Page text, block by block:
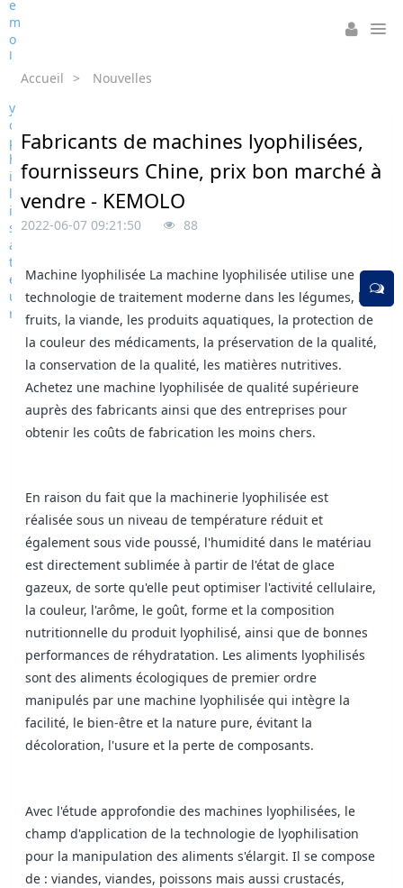
Accueil > Nouvelles
Fabricants de machines lyophilisées,
fournisseurs Chine, prix bon marché à
vendre - KEMOLO
2022-06-07 09:21:50 88
Machine lyophilisée La machine lyophilisée utilise une
technologie de traitement moderne dans les légumes, les
fruits, la viande, les produits aquatiques, la protection de
la couleur des médicaments, la préservation de la qualité,
la conservation de la qualité, les matières nutritives.
Achetez une machine lyophilisée de qualité supérieure
auprès des fabricants ainsi que des entreprises pour
obtenir les coûts de fabrication les moins chers.
En raison du fait que la machinerie lyophilisée est
réalisée sous un niveau de température réduit et
également sous vide poussé, l'humidité dans le matériau
est directement sublimée à partir de l'état de glace
gazeux, de sorte qu'elle peut optimiser l'activité cellulaire,
la couleur, l'arôme, le goût, forme et la composition
nutritionnelle du produit lyophilisé, ainsi que de bonnes
performances de réhydratation. Les aliments lyophilisés
sont des aliments écologiques de premier ordre
manipulés par une machine lyophilisée qui intègre la
facilité, le bien-être et la nature pure, évitant la
décoloration, l'usure et la perte de composants.
Avec l'étude approfondie des machines lyophilisées, le
champ d'application de la technologie de lyophilisation
pour la manipulation des aliments s'élargit. Il se compose
de : viandes, viandes, poissons mais aussi crustacés,